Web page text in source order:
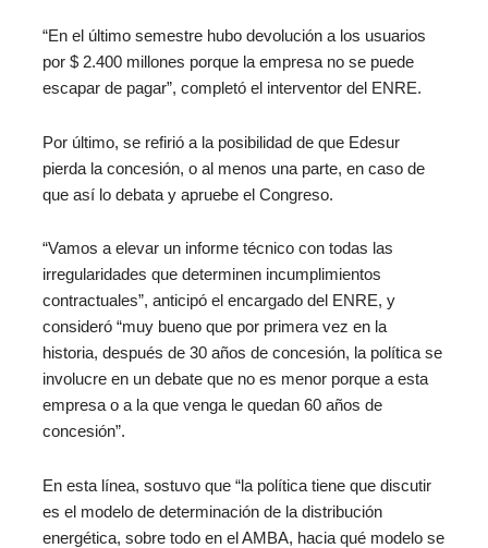
“En el último semestre hubo devolución a los usuarios
por $ 2.400 millones porque la empresa no se puede
escapar de pagar”, completó el interventor del ENRE.
Por último, se refirió a la posibilidad de que Edesur
pierda la concesión, o al menos una parte, en caso de
que así lo debata y apruebe el Congreso.
“Vamos a elevar un informe técnico con todas las
irregularidades que determinen incumplimientos
contractuales”, anticipó el encargado del ENRE, y
consideró “muy bueno que por primera vez en la
historia, después de 30 años de concesión, la política se
involucre en un debate que no es menor porque a esta
empresa o a la que venga le quedan 60 años de
concesión”.
En esta línea, sostuvo que “la política tiene que discutir
es el modelo de determinación de la distribución
energética, sobre todo en el AMBA, hacia qué modelo se